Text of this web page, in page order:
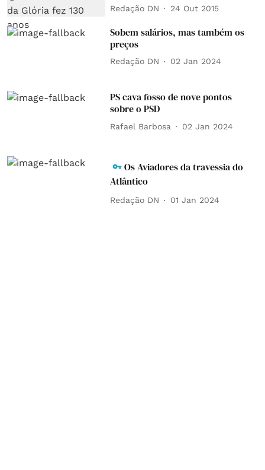
Redação DN 24 Out 2015
Sobem salários, mas também os
preços
Redação DN 02 Jan 2024
PS cava fosso de nove pontos
sobre o PSD
Rafael Barbosa 02 Jan 2024
Os Aviadores da travessia do
Atlântico
Redação DN 01 Jan 2024